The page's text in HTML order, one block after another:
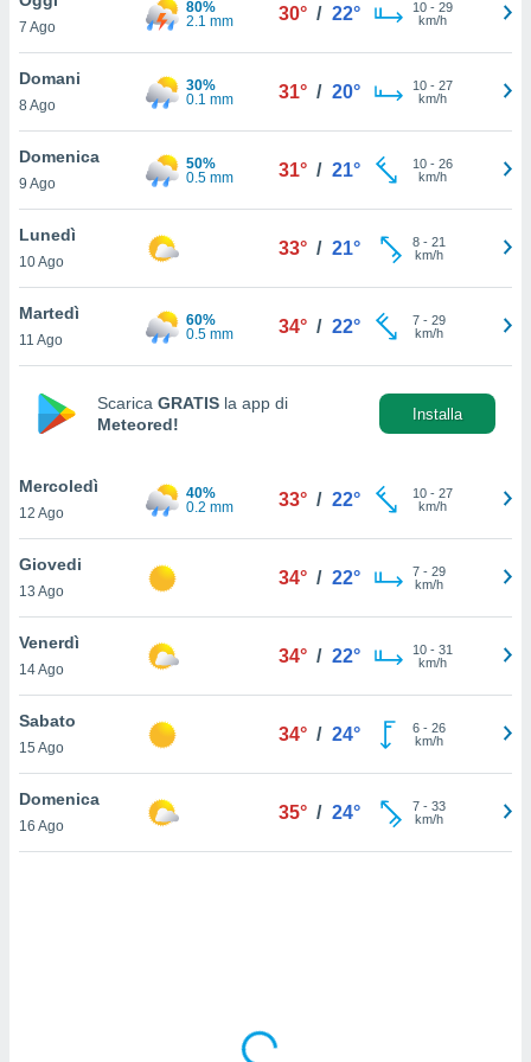
è
al sito
di
ci
di
il
un
la
nella
cookie
il tuo
in
a piè
del
7 Ago
80%
2.1 mm
30° / 22° 10- 29
km/h
Domani
8 Ago
30%
0.1 mm
31° / 20° 10- 27
km/h
Domenica
9 Ago
50%
0.5 mm
31° / 21° 10- 26
km/h
Lunedì
10 Ago
33° / 21° 8- 21
km/h
Martedì
11 Ago
60%
0.5 mm
34° / 22° 7- 29
km/h
Scarica GRATIS la app di
Meteored!
Installa
Mercoledì
12 Ago
40%
0.2 mm
33° / 22° 10- 27
km/h
Giovedi
13 Ago
34° / 22° 7- 29
km/h
Venerdì
14 Ago
34° / 22° 10- 31
km/h
Sabato
15 Ago
34° / 24° 6- 26
km/h
Domenica
16 Ago
35° / 24° 7- 33
km/h